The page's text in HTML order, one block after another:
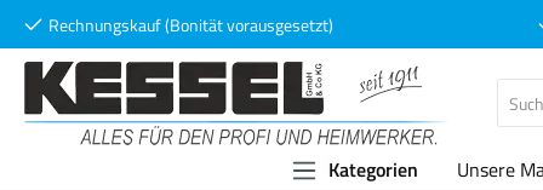
Hauptinhalt springen
Zur Suche springen
Zur Hauptnavigation springen
Rechnungskauf (Bonität vorausgesetzt)
Kategorien Unsere